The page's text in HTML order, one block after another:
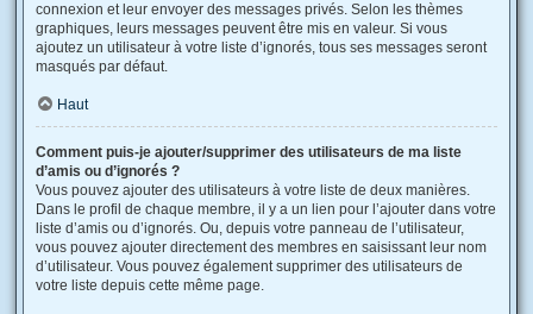
connexion et leur envoyer des messages privés. Selon les thèmes
graphiques, leurs messages peuvent être mis en valeur. Si vous
ajoutez un utilisateur à votre liste d’ignorés, tous ses messages seront
masqués par défaut.
Haut
Comment puis-je ajouter/supprimer des utilisateurs de ma liste
d’amis ou d’ignorés ?
Vous pouvez ajouter des utilisateurs à votre liste de deux manières.
Dans le profil de chaque membre, il y a un lien pour l’ajouter dans votre
liste d’amis ou d’ignorés. Ou, depuis votre panneau de l’utilisateur,
vous pouvez ajouter directement des membres en saisissant leur nom
d’utilisateur. Vous pouvez également supprimer des utilisateurs de
votre liste depuis cette même page.